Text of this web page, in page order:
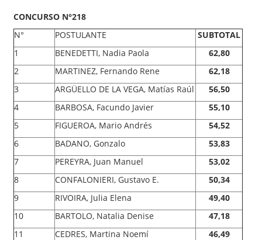
CONCURSO N°218
N°
POSTULANTE
SUBTOTAL
1
BENEDETTI, Nadia Paola
62,80
2
MARTINEZ, Fernando Rene
62,18
3
ARGÜELLO DE LA VEGA, Matías Raúl
56,50
4
BARBOSA, Facundo Javier
55,10
5
FIGUEROA, Mario Andrés
54,52
6
BADANO, Gonzalo
53,83
7
PEREYRA, Juan Manuel
53,02
8
CONFALONIERI, Gustavo E.
50,34
9
RIVOIRA, Julia Elena
49,40
10
BARTOLO, Natalia Denise
47,18
11
CEDRES, Martina Noemí
46,49